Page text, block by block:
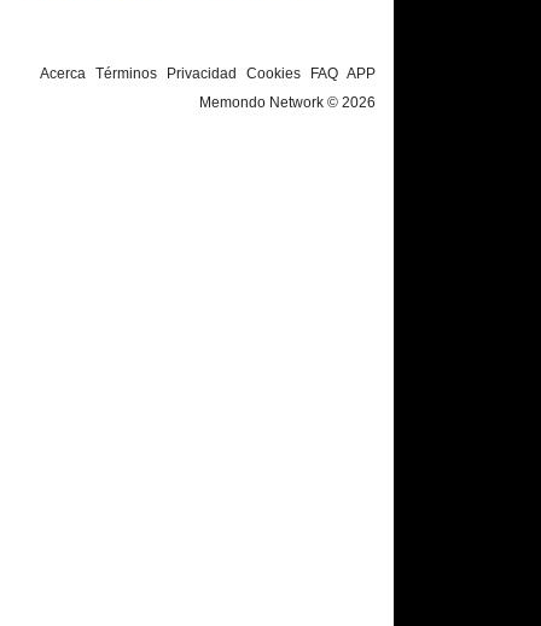
Acerca Términos Privacidad Cookies FAQ APP
Memondo Network © 2026